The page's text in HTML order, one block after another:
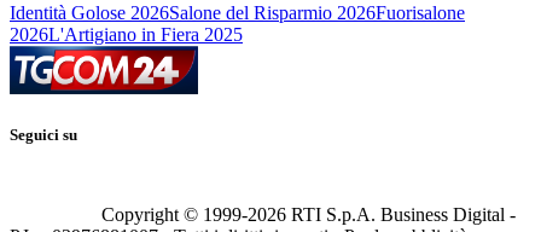
Identità Golose 2026Salone del Risparmio 2026Fuorisalone
2026L'Artigiano in Fiera 2025
Seguici su
Copyright © 1999-2026 RTI S.p.A. Business Digital -